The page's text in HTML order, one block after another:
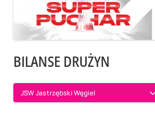
BILANSE DRUŻYN
JSW Jastrzębski Węgiel